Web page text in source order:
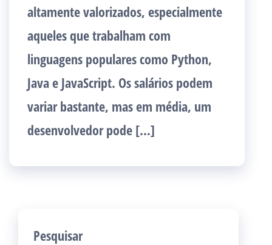
altamente valorizados, especialmente
aqueles que trabalham com
linguagens populares como Python,
Java e JavaScript. Os salários podem
variar bastante, mas em média, um
desenvolvedor pode […]
Pesquisar